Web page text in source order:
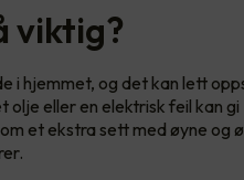
viktig?
i hjemmet, og det kan lett
eller en elektrisk feil kan gi
et ekstra sett med øyne og